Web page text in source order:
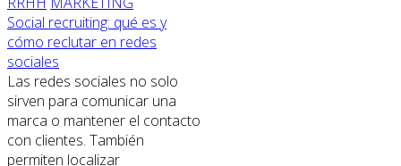
Social recruiting: qué es y
cómo reclutar en redes
sociales
Las redes sociales no solo
sirven para comunicar una
marca o mantener el contacto
con clientes. También
permiten localizar